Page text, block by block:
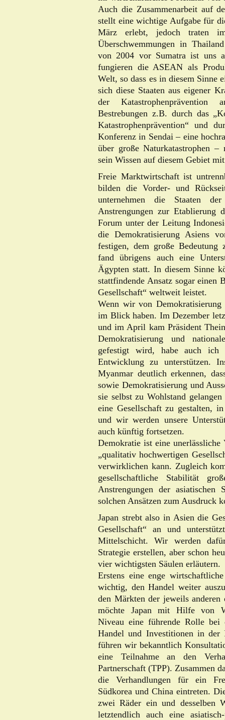
Auch die Zusammenarbeit auf
stellt eine wichtige Aufgabe für
März erlebt, jedoch traten
Überschwemmungen in
von 2004 vor Sumatra ist uns
fungieren die ASEAN als
Welt, so dass es in diesem
sich diese Staaten aus eigener
der Katastrophenprävention
Bestrebungen z.B. durch das
Katastrophenprävention“ und
Konferenz in Sendai – eine
über große Naturkatastrophen
sein Wissen auf diesem Gebiet
Freie Marktwirtschaft ist
bilden die Vorder- und
unternehmen die Staaten
Anstrengungen zur Etablierung
Forum unter der Leitung
die Demokratisierung Asiens
festigen, dem große Bedeutung
fand übrigens auch eine
Ägypten statt. In diesem Sinne
stattfindende Ansatz sogar einen
Gesellschaft“ weltweit leistet.
Wenn wir von
im Blick haben. Im Dezember
und im April kam Präsident
Demokratisierung und
gefestigt wird, habe auch ich
Entwicklung zu unterstützen.
Myanmar deutlich erkennen,
sowie Demokratisierung und
sie selbst zu Wohlstand
eine Gesellschaft zu gestalten,
und wir werden unsere
auch künftig fortsetzen.
Demokratie ist eine unerlässliche
„qualitativ hochwertigen
verwirklichen kann. Zugleich
gesellschaftliche Stabilität
Anstrengungen der
solchen Ansätzen zum Ausdruck
Japan strebt also in Asien die
Gesellschaft“ an und
Mittelschicht. Wir werden
Strategie erstellen, aber schon
vier wichtigsten Säulen erläutern.
Erstens eine enge
wichtig, den Handel weiter
den Märkten der jeweils
möchte Japan mit Hilfe von
Niveau eine führende Rolle
Handel und Investitionen in der
führen wir bekanntlich
eine Teilnahme an den
Partnerschaft (TPP). Zusammen
die Verhandlungen für ein
Südkorea und China eintreten.
zwei Räder ein und desselben
letztendlich auch eine